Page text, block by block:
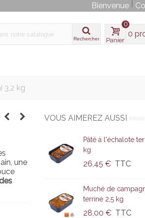
Bienvenue
Rechercher Panier
0
0
3,2 kg
une
VOUS AIMEREZ AUSSI
Pâté à l'échalote
kg
26,45 € TTC
Muché de
terrine 2,5 kg
28,00 € TTC